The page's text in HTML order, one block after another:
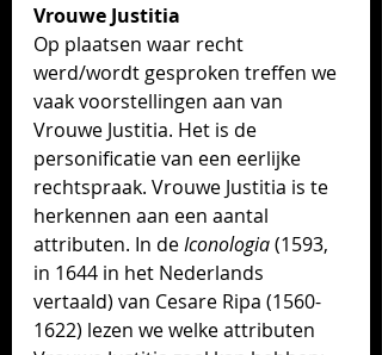
Vrouwe Justitia
Op plaatsen waar recht
werd/wordt gesproken treffen we
vaak voorstellingen aan van
Vrouwe Justitia. Het is de
personificatie van een eerlijke
rechtspraak. Vrouwe Justitia is te
herkennen aan een aantal
attributen. In de Iconologia (1593,
in 1644 in het Nederlands
vertaald) van Cesare Ripa (1560-
1622) lezen we welke attributen